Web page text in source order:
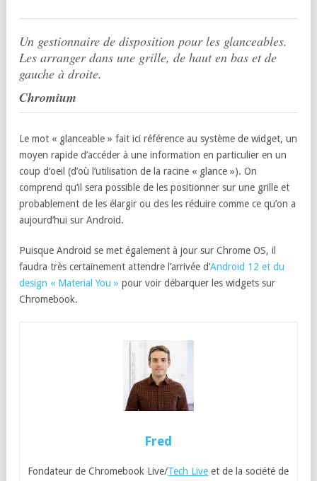
Un gestionnaire de disposition pour les glanceables.
Les arranger dans une grille, de haut en bas et de
gauche à droite.
Chromium
Le mot « glanceable » fait ici référence au système de widget, un
moyen rapide d’accéder à une information en particulier en un
coup d’oeil (d’où l’utilisation de la racine « glance »). On
comprend qu’il sera possible de les positionner sur une grille et
probablement de les élargir ou des les réduire comme ce qu’on a
aujourd’hui sur Android.
Puisque Android se met également à jour sur Chrome OS, il
faudra très certainement attendre l’arrivée d’Android 12 et du
design « Material You » pour voir débarquer les widgets sur
Chromebook.
Fred
Fondateur de Chromebook Live/Tech Live et de la société de